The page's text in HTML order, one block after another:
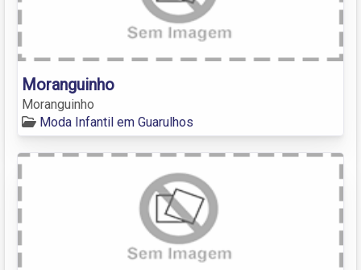
Moranguinho
Moranguinho
Moda Infantil em Guarulhos